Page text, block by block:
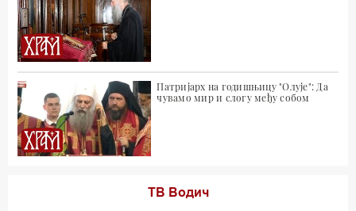
Патријарх на годишњицу "Олује": Да
чувамо мир и слогу међу собом
ТВ Водич